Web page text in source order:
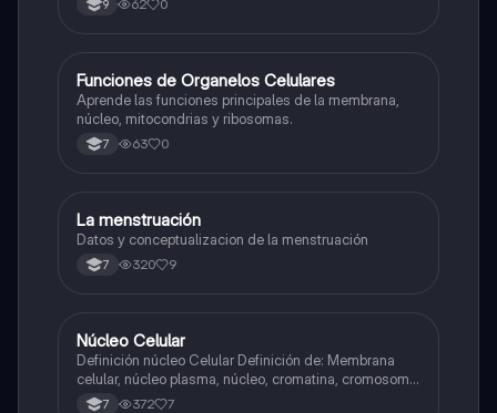
9 62 0
FBiologia
Funciones de Organelos Celulares
Aprende las funciones principales de la membrana,
núcleo, mitocondrias y ribosomas.
7 63 0
Biologia
La menstruación
Datos y conceptualizacion de la menstruación
7 320 9
Biologia
Núcleo Celular
Definición núcleo Celular Definición de: Membrana
celular, núcleo plasma, núcleo, cromatina, cromosoma
Interfase Fases de la interfase
7 372 7